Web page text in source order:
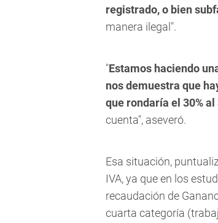
registrado, o bien
manera ilegal".
"Estamos haciendo
nos demuestra que
que rondaría el 30% al
cuenta", aseveró.
Esa situación,
IVA, ya que en los
recaudación de
cuarta categoría